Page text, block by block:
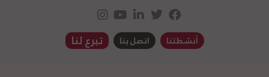
أنشطتنا اتصل بنا تبرع لنا